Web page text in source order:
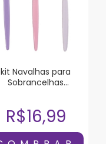
kit Navalhas para
Sobrancelhas
R$16,99